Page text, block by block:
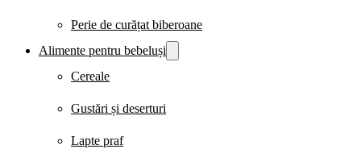
Perie de curățat biberoane
Alimente pentru bebeluși
Cereale
Gustări și deserturi
Lapte praf